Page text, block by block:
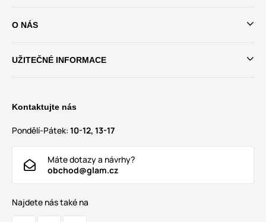
O NÁS
UŽITEČNÉ INFORMACE
Kontaktujte nás
Pondělí-Pátek: 10-12, 13-17
Máte dotazy a návrhy?
obchod@glam.cz
Najdete nás také na